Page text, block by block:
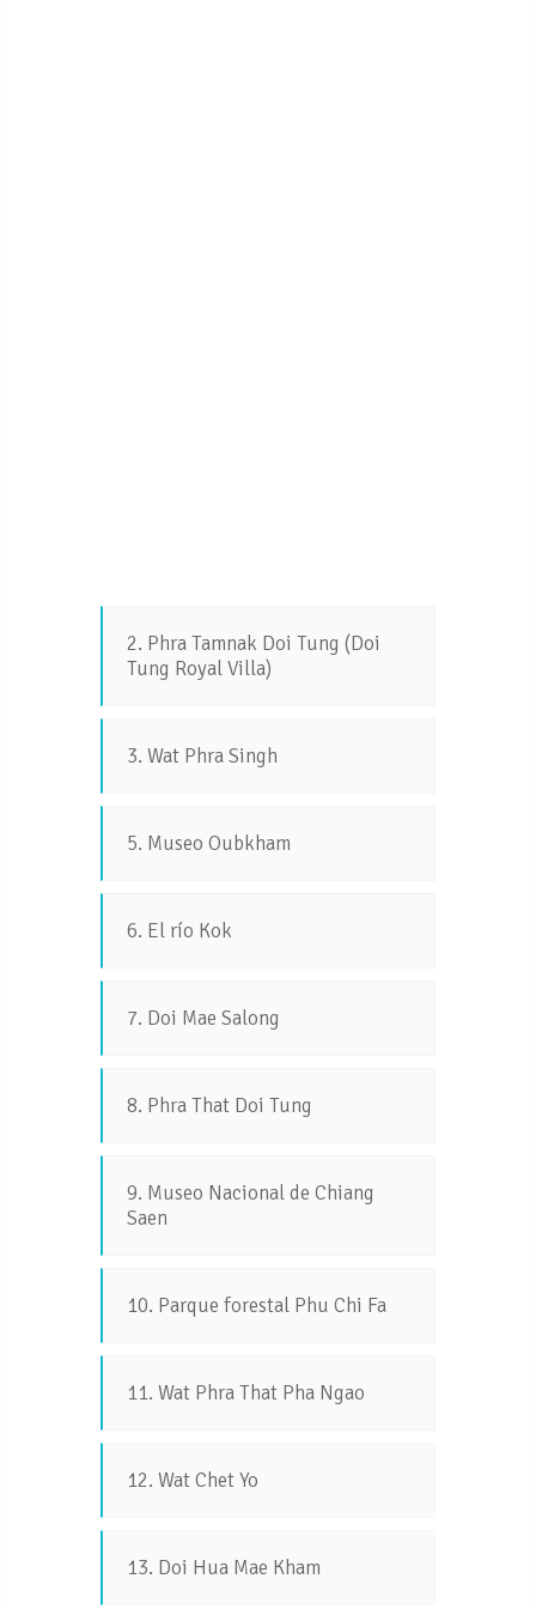
2. Phra Tamnak Doi Tung (Doi
Tung Royal Villa)
3. Wat Phra Singh
5. Museo Oubkham
6. El río Kok
7. Doi Mae Salong
8. Phra That Doi Tung
9. Museo Nacional de Chiang
Saen
10. Parque forestal Phu Chi Fa
11. Wat Phra That Pha Ngao
12. Wat Chet Yo
13. Doi Hua Mae Kham